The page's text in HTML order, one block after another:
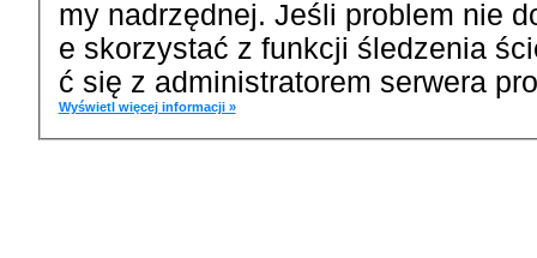
my nadrzędnej. Jeśli problem nie
e skorzystać z funkcji śledzenia
ć się z administratorem serwera
Wyświetl więcej informacji »